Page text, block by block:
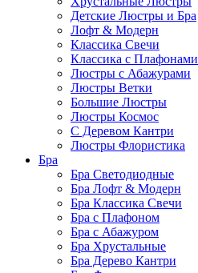
Детские Люстры и Бра
Лофт & Модерн
Классика Свечи
Классика с Плафонами
Люстры с Абажурами
Люстры Ветки
Большие Люстры
Люстры Космос
С Деревом Кантри
Люстры Флористика
Бра
Бра Светодиодные
Бра Лофт & Модерн
Бра Классика Свечи
Бра с Плафоном
Бра с Абажуром
Бра Хрустальные
Бра Дерево Кантри